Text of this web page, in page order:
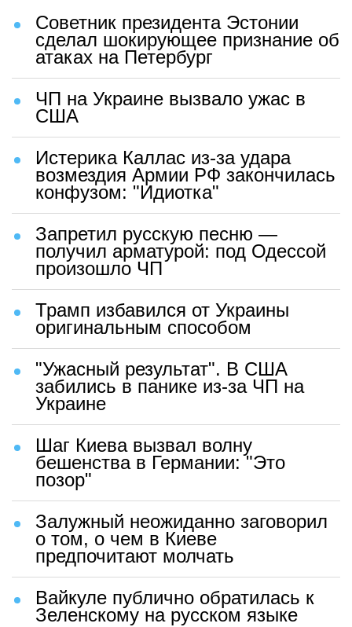
Советник президента Эстонии
сделал шокирующее признание об
атаках на Петербург
ЧП на Украине вызвало ужас в
США
Истерика Каллас из-за удара
возмездия Армии РФ закончилась
конфузом: "Идиотка"
Запретил русскую песню —
получил арматурой: под Одессой
произошло ЧП
Трамп избавился от Украины
оригинальным способом
"Ужасный результат". В США
забились в панике из-за ЧП на
Украине
Шаг Киева вызвал волну
бешенства в Германии: "Это
позор"
Залужный неожиданно заговорил
о том, о чем в Киеве
предпочитают молчать
Вайкуле публично обратилась к
Зеленскому на русском языке